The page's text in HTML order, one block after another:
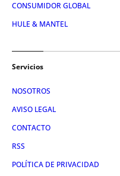
CONSUMIDOR GLOBAL
HULE & MANTEL
Servicios
NOSOTROS
AVISO LEGAL
CONTACTO
RSS
POLÍTICA DE PRIVACIDAD